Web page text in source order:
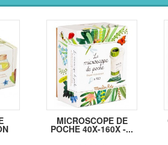
MICROSCOPE DE
POCHE 40X-160X -...